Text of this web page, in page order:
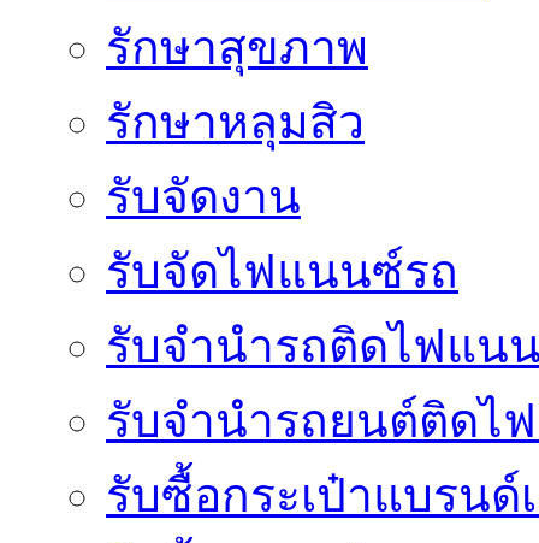
รักษาสุขภาพ
รักษาหลุมสิว
รับจัดงาน
รับจัดไฟแนนซ์รถ
รับจำนำรถติดไฟแน
รับจํานํารถยนต์ติดไ
รับซื้อกระเป๋าแบรนด์